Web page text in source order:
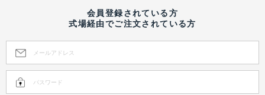
会員登録されている方
式場経由でご注文されている方